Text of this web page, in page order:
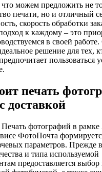
можем предложить не
печати, но и отличный
скорость обработки
к каждому – это
в своей
решение для тех,
пользоваться
печать
доставкой
фотографий в
ФотоПочта
параметров. Прежде
и типа используемой
предоставляется